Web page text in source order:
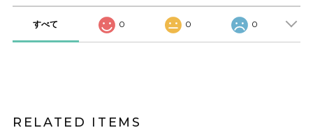
すべて 0 0 0
RELATED ITEMS